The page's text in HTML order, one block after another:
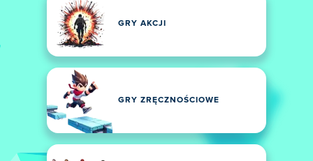
GRY AKCJI
GRY ZRĘCZNOŚCIOWE